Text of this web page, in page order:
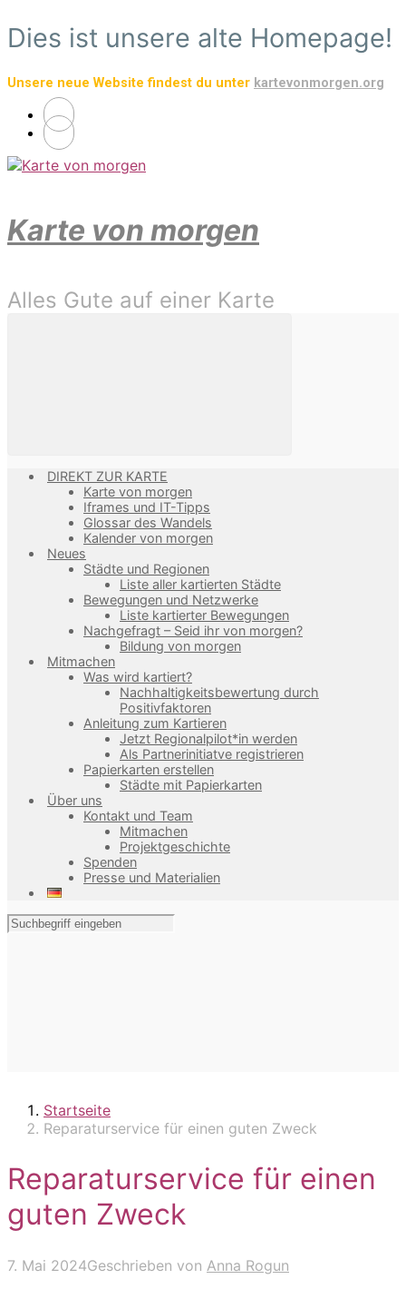
Zum
Hauptinhalt
Dies ist unsere alte Homepage!
Unsere neue Website findest du unter kartevonmorgen.org
Karte von morgen
Alles Gute auf einer Karte
DIREKT ZUR KARTE
Karte von morgen
Iframes und IT-Tipps
Glossar des Wandels
Kalender von morgen
Neues
Städte und Regionen
Liste aller kartierten Städte
Bewegungen und Netzwerke
Liste kartierter Bewegungen
Nachgefragt – Seid ihr von morgen?
Bildung von morgen
Mitmachen
Was wird kartiert?
Nachhaltigkeitsbewertung durch
Positivfaktoren
Anleitung zum Kartieren
Jetzt Regionalpilot*in werden
Als Partnerinitiatve registrieren
Papierkarten erstellen
Städte mit Papierkarten
Über uns
Kontakt und Team
Mitmachen
Projektgeschichte
Spenden
Presse und Materialien
Startseite
Reparaturservice für einen guten Zweck
Reparaturservice für einen
guten Zweck
7. Mai 2024Geschrieben von Anna Rogun